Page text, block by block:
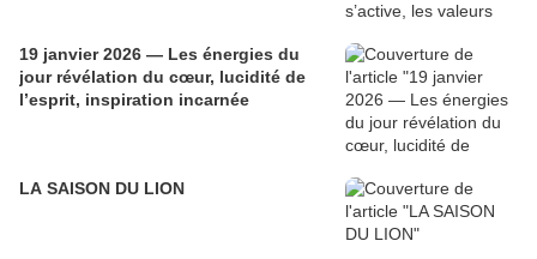
19 janvier 2026 — Les énergies du
jour révélation du cœur, lucidité de
l’esprit, inspiration incarnée
LA SAISON DU LION